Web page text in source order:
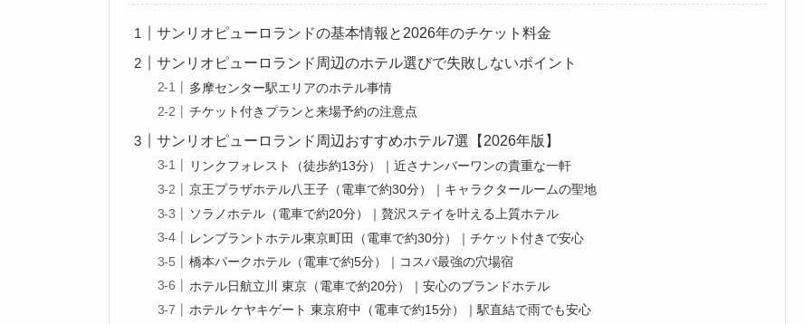
サンリオピューロランドの基本情報と2026年のチケット料金
サンリオピューロランド周辺のホテル選びで失敗しないポイント
多摩センター駅エリアのホテル事情
チケット付きプランと来場予約の注意点
サンリオピューロランド周辺おすすめホテル7選【2026年版】
リンクフォレスト（徒歩約13分）｜近さナンバーワンの貴重な一軒
京王プラザホテル八王子（電車で約30分）｜キャラクタールームの聖地
ソラノホテル（電車で約20分）｜贅沢ステイを叶える上質ホテル
レンブラントホテル東京町田（電車で約30分）｜チケット付きで安心
橋本パークホテル（電車で約5分）｜コスパ最強の穴場宿
ホテル日航立川 東京（電車で約20分）｜安心のブランドホテル
ホテル ケヤキゲート 東京府中（電車で約15分）｜駅直結で雨でも安心